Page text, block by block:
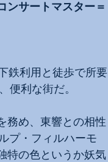
ンサートマスター＝
鉄利用と徒歩で所要
便利な街だ。
務め、東響との相性
プ・フィルハーモ
特の色というか妖気